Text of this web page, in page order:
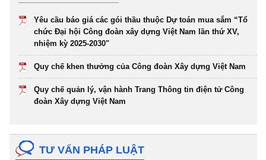
Yêu cầu báo giá các gói thầu thuộc Dự toán mua sắm “Tổ
chức Đại hội Công đoàn xây dựng Việt Nam lần thứ XV,
nhiệm kỳ 2025-2030"
Quy chế khen thưởng của Công đoàn Xây dựng Việt Nam
Quy chế quản lý, vận hành Trang Thông tin điện tử Công
đoàn Xây dựng Việt Nam
TƯ VẤN PHÁP LUẬT